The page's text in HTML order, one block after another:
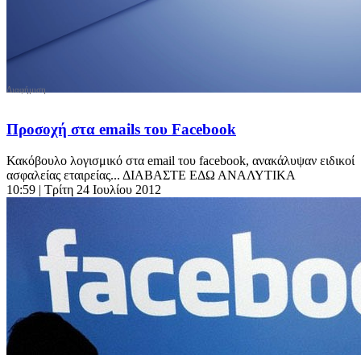
Προσοχή στα emails του Facebook
Κακόβουλο λογισμικό στα email του facebook, ανακάλυψαν ειδικοί
ασφαλείας εταιρείας... ΔΙΑΒΑΣΤΕ ΕΔΩ ΑΝΑΛΥΤΙΚΑ
10:59 | Τρίτη 24 Ιουλίου 2012